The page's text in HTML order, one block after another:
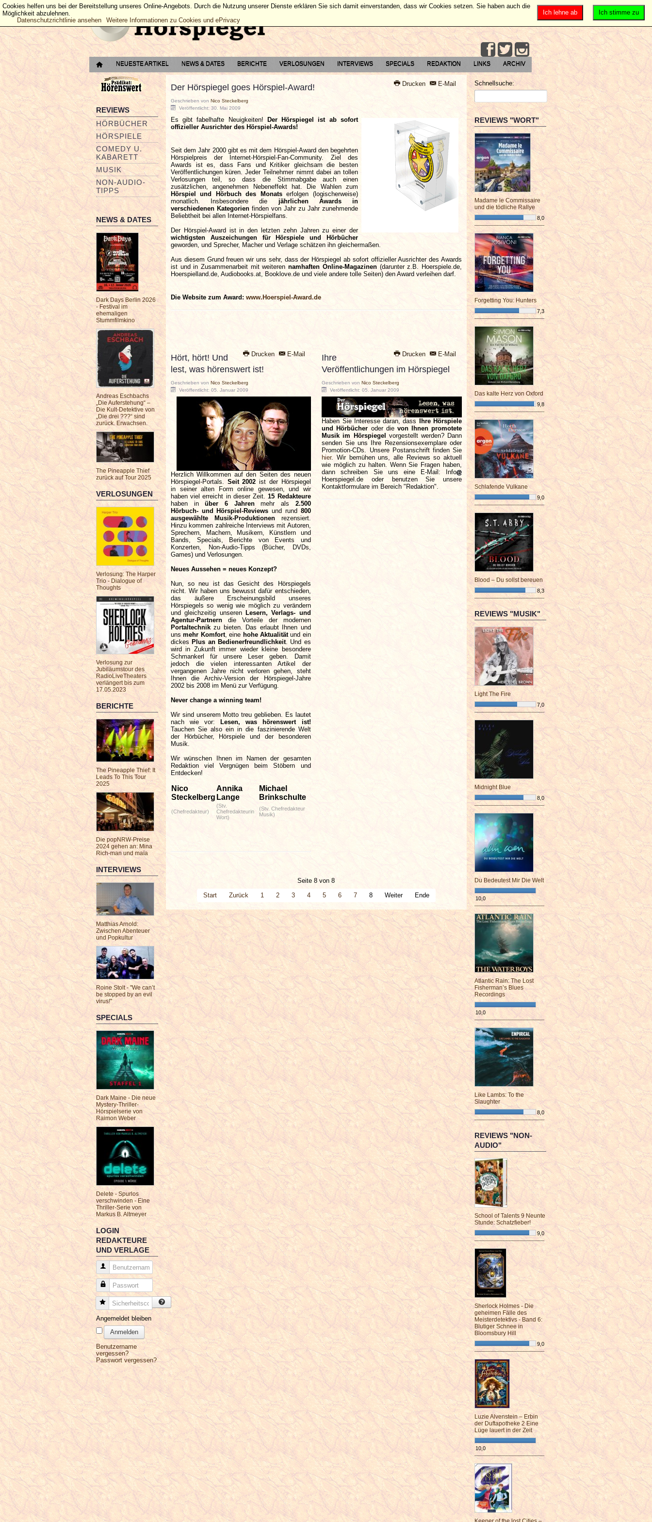
NEUESTE ARTIKEL NEWS & DATES BERICHTE VERLOSUNGEN INTERVIEWS SPECIALS REDAKTION LINKS ARCHIV
REVIEWS
HÖRBÜCHER
HÖRSPIELE
COMEDY U.
KABARETT
MUSIK
NON-AUDIO-
TIPPS
NEWS & DATES
Dark Days Berlin 2026
- Festival im
ehemaligen
Stummfilmkino
Andreas Eschbachs
„Die Auferstehung“ –
Die Kult-Detektive von
„Die drei ???“ sind
zurück. Erwachsen.
The Pineapple Thief
zurück auf Tour 2025
VERLOSUNGEN
Verlosung: The Harper
Trio - Dialogue of
Thoughts
Verlosung zur
Jubiläumstour des
RadioLiveTheaters
verlängert bis zum
17.05.2023
BERICHTE
The Pineapple Thief: It
Leads To This Tour
2025
Die popNRW-Preise
2024 gehen an: Mina
Rich-man und maïa
INTERVIEWS
Matthias Arnold:
Zwischen Abenteuer
und Popkultur
Roine Stolt - "We can’t
be stopped by an evil
virus!"
SPECIALS
Dark Maine - Die neue
Mystery-Thriller-
Hörspielserie von
Raimon Weber
Delete - Spurlos
verschwinden - Eine
Thriller-Serie von
Markus B. Altmeyer
LOGIN
REDAKTEURE
UND VERLAGE
Benutzername
Passwort
Sicherheitscode
Angemeldet bleiben
Anmelden
Benutzername
vergessen?
Passwort vergessen?
Drucken E-Mail
Der Hörspiegel goes Hörspiel-Award!
Geschrieben von Nico Steckelberg
Veröffentlicht: 30. Mai 2009
Es gibt fabelhafte Neuigkeiten!
Der Hörspiegel ist ab sofort
offizieller Ausrichter des Hörspiel-Awards!
Seit dem Jahr 2000 gibt es mit dem Hörspiel-Award den begehrten
Hörspielpreis der Internet-Hörspiel-Fan-Community. Ziel des
Awards ist es, dass Fans und Kritiker gleichsam die besten
Veröffentlichungen küren. Jeder Teilnehmer nimmt dabei an tollen
Verlosungen teil, so dass die Stimmabgabe auch einen
zusätzlichen, angenehmen Nebeneffekt hat. Die Wahlen zum
Hörspiel und Hörbuch des Monats erfolgen (logischerweise)
monatlich. Insbesondere die jährlichen Awards in
verschiedenen Kategorien finden von Jahr zu Jahr zunehmende
Beliebtheit bei allen Internet-Hörspielfans.
Der Hörspiel-Award ist in den letzten zehn Jahren zu einer der
wichtigsten Auszeichungen für Hörspiele und Hörbücher
geworden, und Sprecher, Macher und Verlage schätzen ihn gleichermaßen.
Aus diesem Grund freuen wir uns sehr, dass der Hörspiegel ab sofort offizieller Ausrichter des Awards
ist und in Zusammenarbeit mit weiterennamhaften Online-Magazinen(darunter z.B. Hoerspiele.de,
Hoerspielland.de, Audiobooks.at, Booklove.de und viele andere tolle Seiten) den Award verleihen darf.
Die Website zum Award: www.Hoerspiel-Award.de
Drucken E-Mail
Hört, hört! Und
lest, was hörenswert ist!
Geschrieben von Nico Steckelberg
Veröffentlicht: 05. Januar 2009
Herzlich Willkommen auf den Seiten des neuen
Hörspiegel-Portals. Seit 2002 ist der Hörspiegel
in seiner alten Form online gewesen, und wir
haben viel erreicht in dieser Zeit.15 Redakteure
haben inüber 6 Jahrenmehr als 2.500
Hörbuch- und Hörspiel-Reviews und rund 800
ausgewählte Musik-Produktionenrezensiert.
Hinzu kommen zahlreiche Interviews mit Autoren,
Sprechern, Machern, Musikern, Künstlern und
Bands, Specials, Berichte von Events und
Konzerten, Non-Audio-Tipps (Bücher, DVDs,
Games) und Verlosungen.
Neues Aussehen = neues Konzept?
Nun, so neu ist das Gesicht des Hörspiegels
nicht. Wir haben uns bewusst dafür entschieden,
das äußere Erscheinungsbild unseres
Hörspiegels so wenig wie möglich zu verändern
und gleichzeitig unseren Lesern, Verlags- und
Agentur-Partnern die Vorteile der modernen
Portaltechnikzu bieten. Das erlaubt Ihnen und
unsmehr Komfort, eine hohe Aktualitätund ein
dickes Plus an Bedienerfreundlichkeit. Und es
wird in Zukunft immer wieder kleine besondere
Schmankerl für unsere Leser geben. Damit
jedoch die vielen interessanten Artikel der
vergangenen Jahre nicht verloren gehen, steht
Ihnen die Archiv-Version der Hörspiegel-Jahre
2002 bis 2008 im Menü zur Verfügung.
Never change a winning team!
Wir sind unserem Motto treu geblieben. Es lautet
nach wie vor:
Lesen, was hörenswert ist!
Tauchen Sie also ein in die faszinierende Welt
der Hörbücher, Hörspiele und der besonderen
Musik.
Wir wünschen Ihnen im Namen der gesamten
Redaktion viel Vergnügen beim Stöbern und
Entdecken!
Nico
Steckelberg
Annika
Lange
Michael
Brinkschulte
(Chefredakteur)
(Stv.
Chefredakteurin
Wort)
(Stv. Chefredakteur
Musik)
Drucken E-Mail
Ihre
Veröffentlichungen im Hörspiegel
Geschrieben vonNico Steckelberg
Veröffentlicht: 05. Januar 2009
Haben Sie Interesse daran, dass
Ihre Hörspiele
und Hörbücher oder dievon Ihnen promotete
Musik im Hörspiegel
vorgestellt werden? Dann
senden Sie uns Ihre Rezensionsexemplare oder
Promotion-CDs. Unsere Postanschrift finden Sie
hier. Wir bemühen uns, alle Reviews so aktuell
wie möglich zu halten. Wenn Sie Fragen haben,
dann schreiben Sie uns eine E-Mail: Info
Hoerspiegel.de oder benutzen Sie unsere
Kontaktformulare im Bereich "Redaktion".
Seite 8 von 8
Start
Zurück 1 2 3 4 5 6 7 8 Weiter Ende
Schnellsuche:
REVIEWS "WORT"
Madame le Commissaire
und die tödliche Rallye
8,0
¯¯¯¯¯¯¯¯¯¯¯¯¯¯¯¯¯¯¯¯¯¯¯¯
Forgetting You: Hunters
7,3
¯¯¯¯¯¯¯¯¯¯¯¯¯¯¯¯¯¯¯¯¯¯¯¯
Das kalte Herz von Oxford
9,8
¯¯¯¯¯¯¯¯¯¯¯¯¯¯¯¯¯¯¯¯¯¯¯¯
Schlafende Vulkane
9,0
¯¯¯¯¯¯¯¯¯¯¯¯¯¯¯¯¯¯¯¯¯¯¯¯
Blood – Du sollst bereuen
8,3
¯¯¯¯¯¯¯¯¯¯¯¯¯¯¯¯¯¯¯¯¯¯¯¯
REVIEWS "MUSIK"
Light The Fire
7,0
¯¯¯¯¯¯¯¯¯¯¯¯¯¯¯¯¯¯¯¯¯¯¯¯
Midnight Blue
8,0
¯¯¯¯¯¯¯¯¯¯¯¯¯¯¯¯¯¯¯¯¯¯¯¯
Du Bedeutest Mir Die Welt
10,0
¯¯¯¯¯¯¯¯¯¯¯¯¯¯¯¯¯¯¯¯¯¯¯¯
Atlantic Rain: The Lost
Fisherman’s Blues
Recordings
10,0
¯¯¯¯¯¯¯¯¯¯¯¯¯¯¯¯¯¯¯¯¯¯¯¯
Like Lambs: To the
Slaughter
8,0
¯¯¯¯¯¯¯¯¯¯¯¯¯¯¯¯¯¯¯¯¯¯¯¯
REVIEWS "NON-
AUDIO"
School of Talents 9 Neunte
Stunde: Schatzfieber!
9,0
¯¯¯¯¯¯¯¯¯¯¯¯¯¯¯¯¯¯¯¯¯¯¯¯
Sherlock Holmes - Die
geheimen Fälle des
Meisterdetektivs - Band 6:
Blutiger Schnee in
Bloomsbury Hill
9,0
¯¯¯¯¯¯¯¯¯¯¯¯¯¯¯¯¯¯¯¯¯¯¯¯
Luzie Alvenstein – Erbin
der Duftapotheke 2 Eine
Lüge lauert in der Zeit
10,0
¯¯¯¯¯¯¯¯¯¯¯¯¯¯¯¯¯¯¯¯¯¯¯¯
Ich stimme zu
Ich lehne ab
Cookies helfen uns bei der Bereitstellung unseres Online-Angebots. Durch die Nutzung unserer Dienste erklären Sie sich damit einverstanden, dass wir Cookies setzen. Sie haben auch die
Möglichkeit abzulehnen.
Datenschutzrichtlinie ansehen
Weitere Informationen zu Cookies und ePrivacy